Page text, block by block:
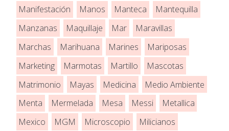
Manifestación
Manos Manteca
Mantequilla
Manzanas
Maquillaje Mar
Maravillas
Marchas
Marihuana Marines
Mariposas
Marketing
Marmotas Martillo
Mascotas
Matrimonio
Mayas Medicina
Medio Ambiente
Menta
Mermelada Mesa Messi
Metallica
Mexico
MGM Microscopio
Milicianos